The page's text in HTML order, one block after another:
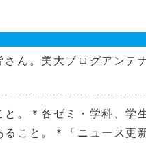
ん。美大ブログアンテ
。＊各ゼミ・学科、学
こと。＊「ニュース更